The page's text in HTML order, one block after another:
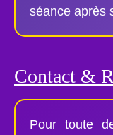
séance après
Contact &
Pour toute